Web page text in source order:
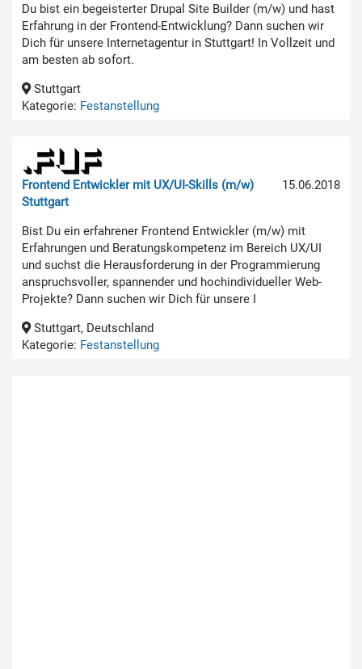
Du bist ein begeisterter Drupal Site Builder (m/w) und hast
Erfahrung in der Frontend-Entwicklung? Dann suchen wir
Dich für unsere Internetagentur in Stuttgart! In Vollzeit und
am besten ab sofort.
Stuttgart
Kategorie: Festanstellung
15.06.2018
Frontend Entwickler mit UX/UI-Skills (m/w)
Stuttgart
Bist Du ein erfahrener Frontend Entwickler (m/w) mit
Erfahrungen und Beratungskompetenz im Bereich UX/UI
und suchst die Herausforderung in der Programmierung
anspruchsvoller, spannender und hochindividueller Web-
Projekte? Dann suchen wir Dich für unsere I
Stuttgart, Deutschland
Kategorie: Festanstellung